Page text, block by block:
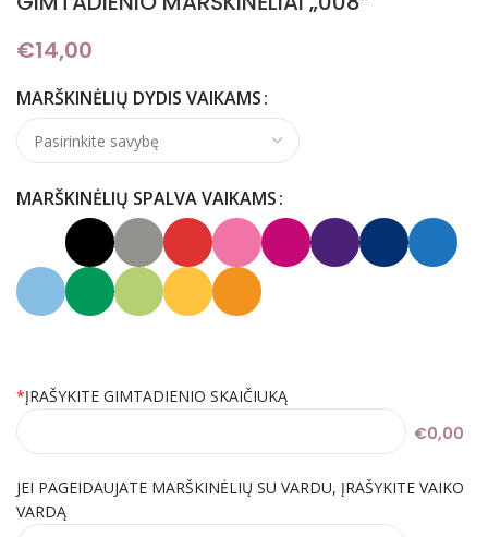
€14,00
MARŠKINĖLIŲ DYDIS VAIKAMS
MARŠKINĖLIŲ SPALVA VAIKAMS
*ĮRAŠYKITE GIMTADIENIO SKAIČIUKĄ
€0,00
JEI PAGEIDAUJATE MARŠKINĖLIŲ SU VARDU, ĮRAŠYKITE VAIKO
VARDĄ